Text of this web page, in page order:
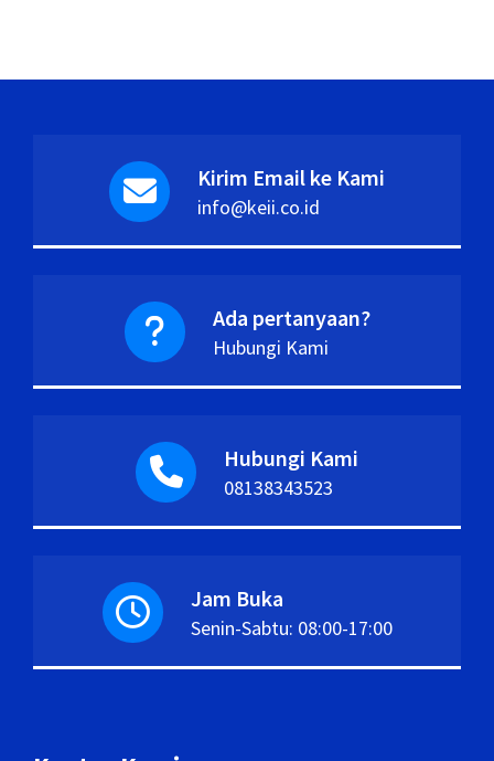
Kirim Email ke Kami
info@keii.co.id
Ada pertanyaan?
Hubungi Kami
Hubungi Kami
08138343523
Jam Buka
Senin-Sabtu: 08:00-17:00